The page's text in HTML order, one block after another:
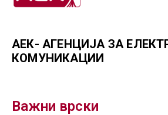
АЕК- АГЕНЦИЈА ЗА
КОМУНИКАЦИИ
Важни врски